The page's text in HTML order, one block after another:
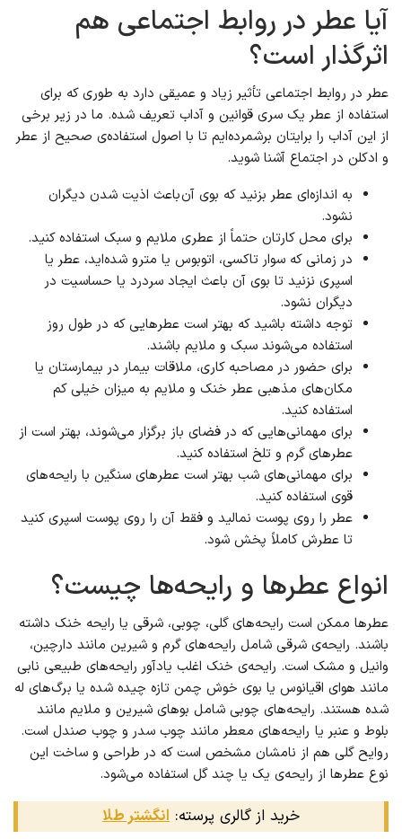
آیا عطر در روابط اجتماعی هم
اثرگذار است؟
عطر در روابط اجتماعی تأثیر زیاد و عمیقی دارد به طوری که برای
استفاده از عطر یک سری قوانین و آداب تعریف شده. ما در زیر برخی
از این آداب را برایتان برشمرده‌ایم تا با اصول استفاده‌ی صحیح از عطر
و ادکلن در اجتماع آشنا شوید.
به اندازه‌ای عطر بزنید که بوی آن باعث اذیت شدن دیگران
نشود.
برای محل کارتان حتماً از عطری ملایم و سبک استفاده کنید.
در زمانی که سوار تاکسی، اتوبوس یا مترو شده‌اید، عطر یا
اسپری نزنید تا بوی آن باعث ایجاد سردرد یا حساسیت در
دیگران نشود.
توجه داشته باشید که بهتر است عطرهایی که در طول روز
استفاده می‌شوند سبک و ملایم باشند.
برای حضور در مصاحبه کاری، ملاقات بیمار در بیمارستان یا
مکان‌های مذهبی عطر خنک و ملایم به میزان خیلی کم
استفاده کنید.
برای مهمانی‌هایی که در فضای باز برگزار می‌شوند، بهتر است از
عطرهای گرم و تلخ استفاده کنید.
برای مهمانی‌های شب بهتر است عطرهای سنگین با رایحه‌های
قوی استفاده کنید.
عطر را روی پوست نمالید و فقط آن را روی پوست اسپری کنید
تا عطرش کاملاً پخش شود.
انواع عطرها و رایحه‌ها چیست؟
عطرها ممکن است رایحه‌های گلی، چوبی، شرقی یا رایحه خنک داشته
باشند. رایحه‌ی شرقی شامل رایحه‌های گرم و شیرین مانند دارچین،
وانیل و مشک است. رایحه‌ی خنک اغلب یادآور رایحه‌های طبیعی نابی
مانند هوای اقیانوس یا بوی خوش چمن تازه چیده شده یا برگ‌های له
شده هستند. رایحه‌های چوبی شامل بوهای شیرین و ملایم مانند
بلوط و عنبر یا رایحه‌های معطر مانند چوب سدر و چوب صندل است.
روایح گلی هم از نامشان مشخص است که در طراحی و ساخت این
نوع عطرها از رایحه‌ی یک یا چند گل استفاده می‌شود.
خرید از گالری پرسته: انگشتر طلا